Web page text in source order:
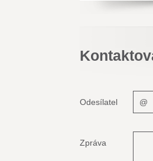
Odesílatel
Zpráva